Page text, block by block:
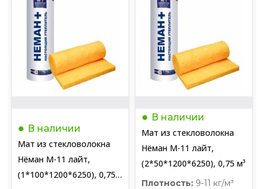
В наличии
Мат из стекловолокна
Нёман М-11 лайт,
(1*100*1200*6250), 0,75
В наличии
Мат из стекловолокна
Нёман М-11 лайт,
(2*50*1200*6250), 0,75 м³
Плотность: 9-11 кг/м³